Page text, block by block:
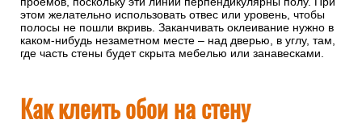
этом желательно использовать отвес или уровень, чтобы
полосы не пошли вкривь. Заканчивать оклеивание нужно в
каком-нибудь незаметном месте – над дверью, в углу, там,
где часть стены будет скрыта мебелью или занавесками.
Как клеить обои на стену